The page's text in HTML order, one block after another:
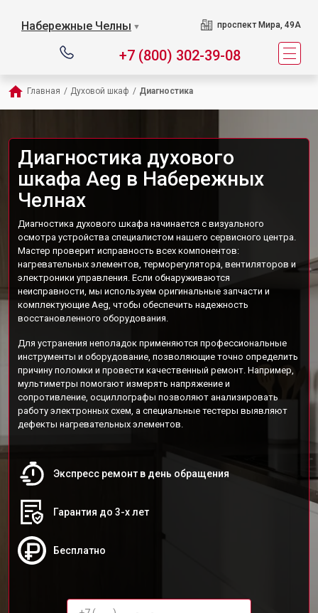
Набережные Челны ▼ проспект Мира, 49А
+7 (800) 302-39-08
Главная / Духовой шкаф / Диагностика
Диагностика духового
шкафа Aeg в Набережных
Челнах
Диагностика духового шкафа начинается с визуального
осмотра устройства специалистом нашего сервисного центра.
Мастер проверит исправность всех компонентов:
нагревательных элементов, терморегулятора, вентиляторов и
электроники управления. Если обнаруживаются
неисправности, мы используем оригинальные запчасти и
комплектующие Aeg, чтобы обеспечить надежность
восстановленного оборудования.
Для устранения неполадок применяются профессиональные
инструменты и оборудование, позволяющие точно определить
причину поломки и провести качественный ремонт. Например,
мультиметры помогают измерять напряжение и
сопротивление, осциллографы позволяют анализировать
работу электронных схем, а специальные тестеры выявляют
дефекты нагревательных элементов.
Экспресс ремонт в день обращения
Гарантия до 3-х лет
Бесплатно